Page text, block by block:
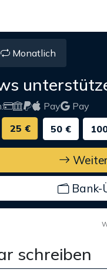
Monatlich
Pay
Pay
25 € 50 €
Bank-
schreiben